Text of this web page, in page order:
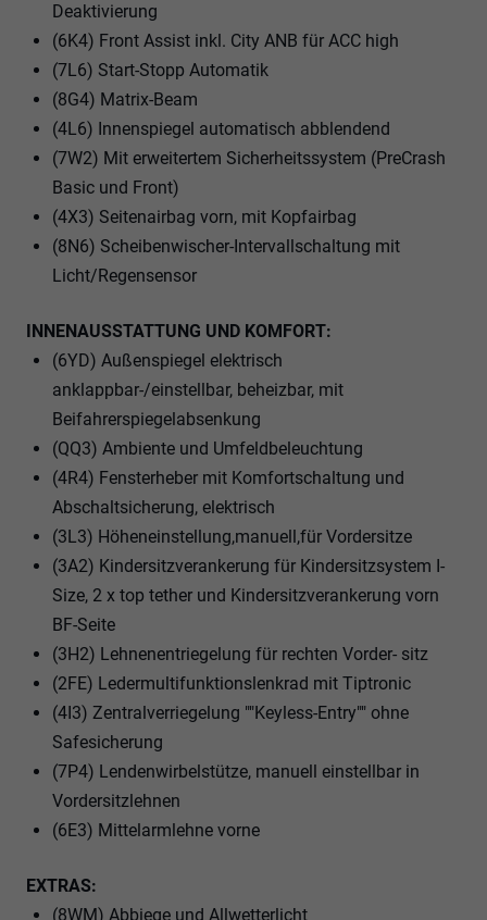
Deaktivierung
(6K4) Front Assist inkl. City ANB für ACC high
(7L6) Start-Stopp Automatik
(8G4) Matrix-Beam
(4L6) Innenspiegel automatisch abblendend
(7W2) Mit erweitertem Sicherheitssystem (PreCrash
Basic und Front)
(4X3) Seitenairbag vorn, mit Kopfairbag
(8N6) Scheibenwischer-Intervallschaltung mit
Licht/Regensensor
INNENAUSSTATTUNG UND KOMFORT:
(6YD) Außenspiegel elektrisch
anklappbar-/einstellbar, beheizbar, mit
Beifahrerspiegelabsenkung
(QQ3) Ambiente und Umfeldbeleuchtung
(4R4) Fensterheber mit Komfortschaltung und
Abschaltsicherung, elektrisch
(3L3) Höheneinstellung,manuell,für Vordersitze
(3A2) Kindersitzverankerung für Kindersitzsystem I-
Size, 2 x top tether und Kindersitzverankerung vorn
BF-Seite
(3H2) Lehnenentriegelung für rechten Vorder- sitz
(2FE) Ledermultifunktionslenkrad mit Tiptronic
(4I3) Zentralverriegelung ""Keyless-Entry"" ohne
Safesicherung
(7P4) Lendenwirbelstütze, manuell einstellbar in
Vordersitzlehnen
(6E3) Mittelarmlehne vorne
EXTRAS:
(8WM) Abbiege und Allwetterlicht